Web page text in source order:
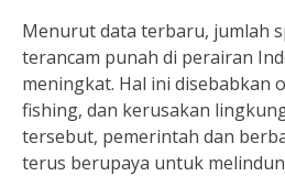
Menurut data terbaru, jumlah
terancam punah di perairan
meningkat. Hal ini disebabkan
fishing, dan kerusakan
tersebut, pemerintah dan
terus berupaya untuk